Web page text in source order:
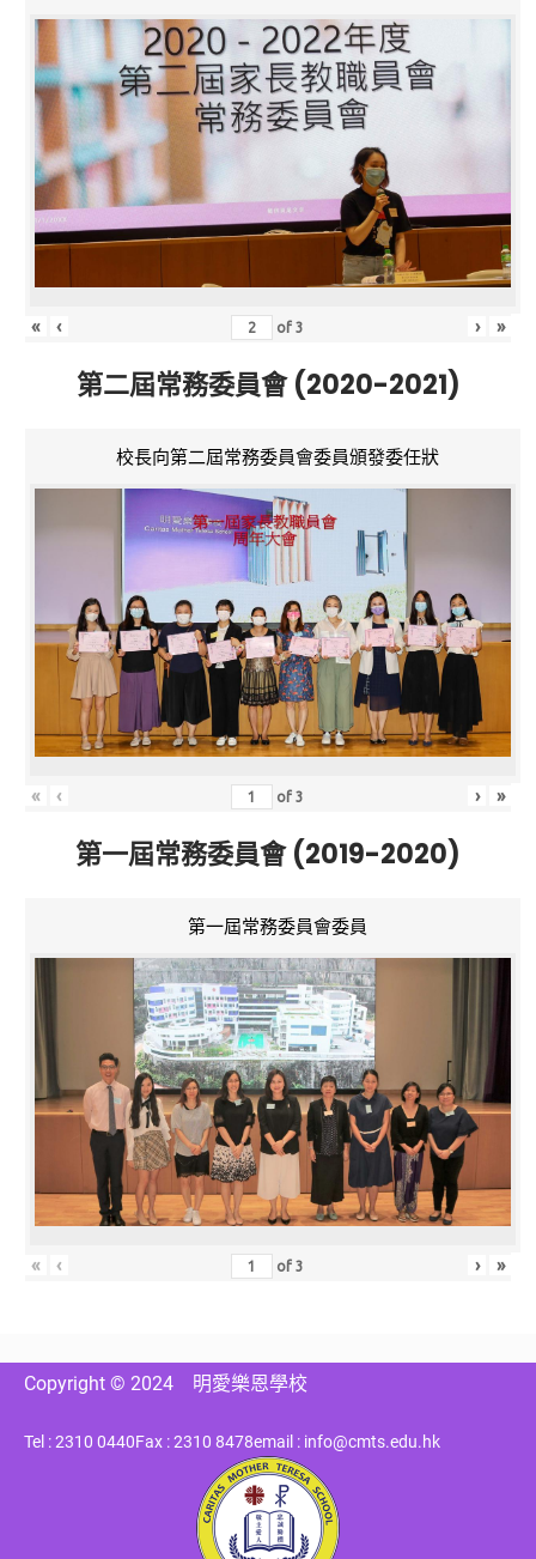
« ‹ of3 › »
第二屆常務委員會 (2020-2021)
校長向第二屆常務委員會委員頒發委任狀
« ‹ of3 › »
第一屆常務委員會 (2019-2020)
第一屆常務委員會委員
« ‹ of3 › »
Copyright © 2024 明愛樂恩學校
Tel : 2310 0440Fax : 2310 8478email : info@cmts.edu.hk